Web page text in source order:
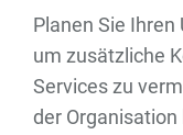
Planen Sie
um zusätzliche
Services zu
der